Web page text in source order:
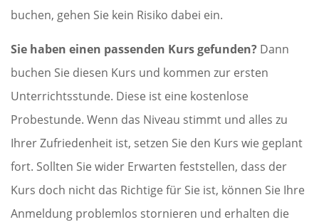
buchen, gehen Sie kein Risiko dabei ein.
Sie haben einen passenden Kurs gefunden? Dann
buchen Sie diesen Kurs und kommen zur ersten
Unterrichtsstunde. Diese ist eine kostenlose
Probestunde. Wenn das Niveau stimmt und alles zu
Ihrer Zufriedenheit ist, setzen Sie den Kurs wie geplant
fort. Sollten Sie wider Erwarten feststellen, dass der
Kurs doch nicht das Richtige für Sie ist, können Sie Ihre
Anmeldung problemlos stornieren und erhalten die